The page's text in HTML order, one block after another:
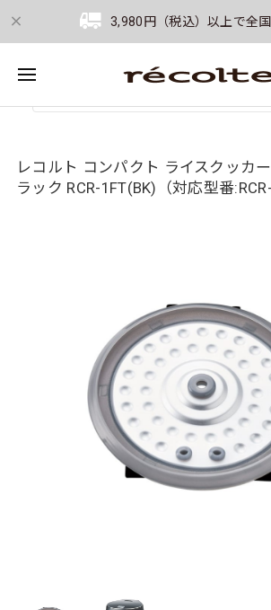
3,980円（税込）以上で全
レコルト コンパクト ライスクッカ
ラック RCR-1FT(BK)（対応型番:RCR-